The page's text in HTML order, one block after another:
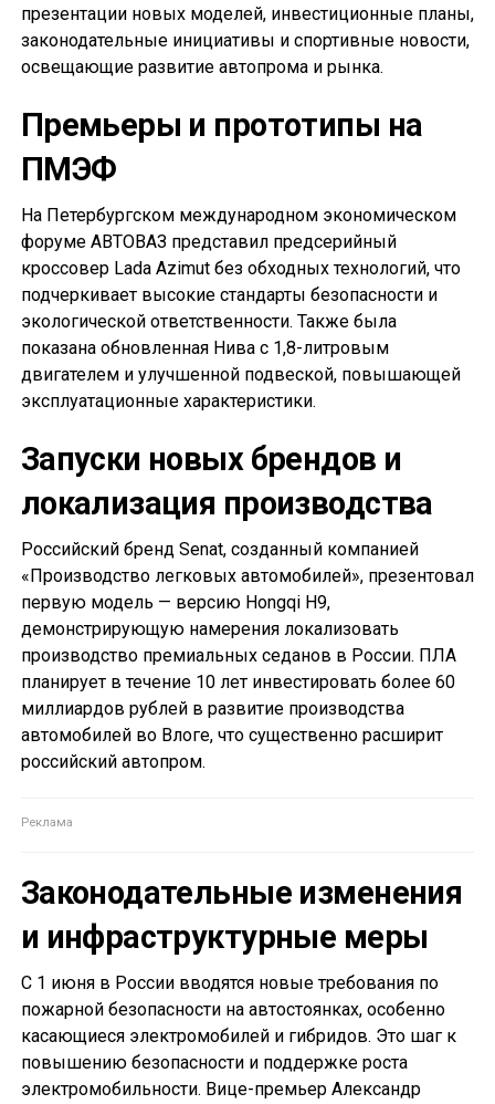
презентации новых моделей, инвестиционные планы,
законодательные инициативы и спортивные новости,
освещающие развитие автопрома и рынка.
Премьеры и прототипы на
ПМЭФ
На Петербургском международном экономическом
форуме АВТОВАЗ представил предсерийный
кроссовер Lada Azimut без обходных технологий, что
подчеркивает высокие стандарты безопасности и
экологической ответственности. Также была
показана обновленная Нива с 1,8-литровым
двигателем и улучшенной подвеской, повышающей
эксплуатационные характеристики.
Запуски новых брендов и
локализация производства
Российский бренд Senat, созданный компанией
«Производство легковых автомобилей», презентовал
первую модель — версию Hongqi H9,
демонстрирующую намерения локализовать
производство премиальных седанов в России. ПЛА
планирует в течение 10 лет инвестировать более 60
миллиардов рублей в развитие производства
автомобилей во Влоге, что существенно расширит
российский автопром.
Законодательные изменения
и инфраструктурные меры
С 1 июня в России вводятся новые требования по
пожарной безопасности на автостоянках, особенно
касающиеся электромобилей и гибридов. Это шаг к
повышению безопасности и поддержке роста
электромобильности. Вице-премьер Александр